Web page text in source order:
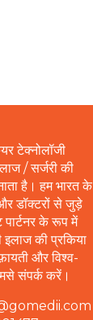
टेक्नोलॉजी
/ सर्जरी की
है। हम भारत के
डॉक्टरों से जुड़े
पार्टनर के रूप में
की प्रकिया
और विश्व-
संपर्क करें।